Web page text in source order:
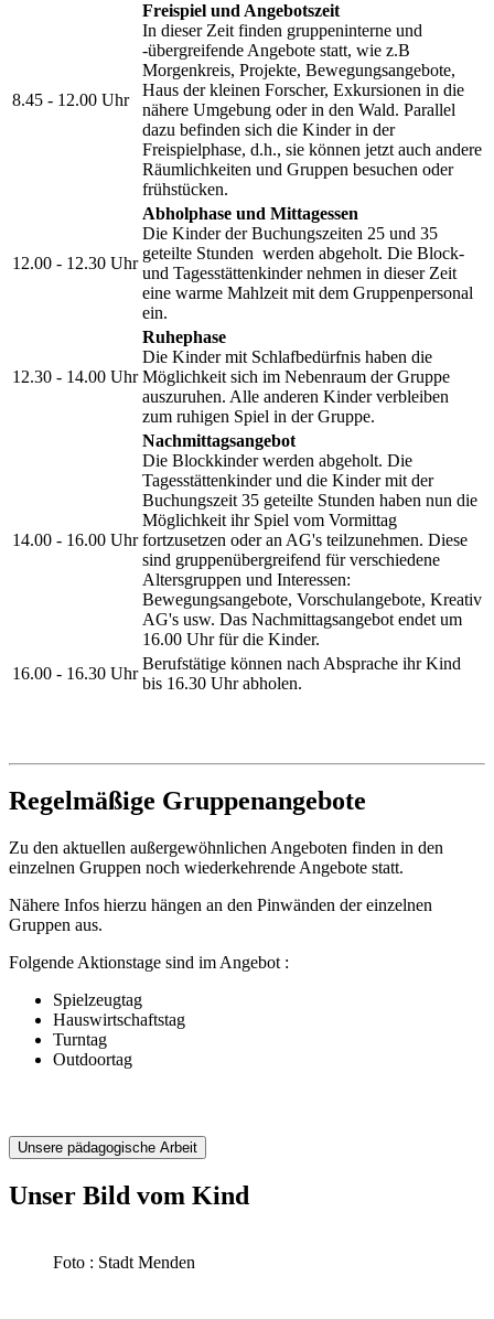
8.45 - 12.00 Uhr
Freispiel und Angebotszeit
In dieser Zeit finden gruppeninterne und
-übergreifende Angebote statt, wie z.B
Morgenkreis, Projekte, Bewegungsangebote,
Haus der kleinen Forscher, Exkursionen in die
nähere Umgebung oder in den Wald. Parallel
dazu befinden sich die Kinder in der
Freispielphase, d.h., sie können jetzt auch andere
Räumlichkeiten und Gruppen besuchen oder
frühstücken.
12.00 - 12.30 Uhr
Abholphase und Mittagessen
Die Kinder der Buchungszeiten 25 und 35
geteilte Stunden werden abgeholt. Die Block-
und Tagesstättenkinder nehmen in dieser Zeit
eine warme Mahlzeit mit dem Gruppenpersonal
ein.
12.30 - 14.00 Uhr
Ruhephase
Die Kinder mit Schlafbedürfnis haben die
Möglichkeit sich im Nebenraum der Gruppe
auszuruhen. Alle anderen Kinder verbleiben
zum ruhigen Spiel in der Gruppe.
14.00 - 16.00 Uhr
Nachmittagsangebot
Die Blockkinder werden abgeholt. Die
Tagesstättenkinder und die Kinder mit der
Buchungszeit 35 geteilte Stunden haben nun die
Möglichkeit ihr Spiel vom Vormittag
fortzusetzen oder an AG's teilzunehmen. Diese
sind gruppenübergreifend für verschiedene
Altersgruppen und Interessen:
Bewegungsangebote, Vorschulangebote, Kreativ
AG's usw. Das Nachmittagsangebot endet um
16.00 Uhr für die Kinder.
16.00 - 16.30 Uhr
Berufstätige können nach Absprache ihr Kind
bis 16.30 Uhr abholen.
Regelmäßige Gruppenangebote
Zu den aktuellen außergewöhnlichen Angeboten finden in den
einzelnen Gruppen noch wiederkehrende Angebote statt.
Nähere Infos hierzu hängen an den Pinwänden der einzelnen
Gruppen aus.
Folgende Aktionstage sind im Angebot :
Spielzeugtag
Hauswirtschaftstag
Turntag
Outdoortag
Unsere pädagogische Arbeit
Unser Bild vom Kind
Foto : Stadt Menden